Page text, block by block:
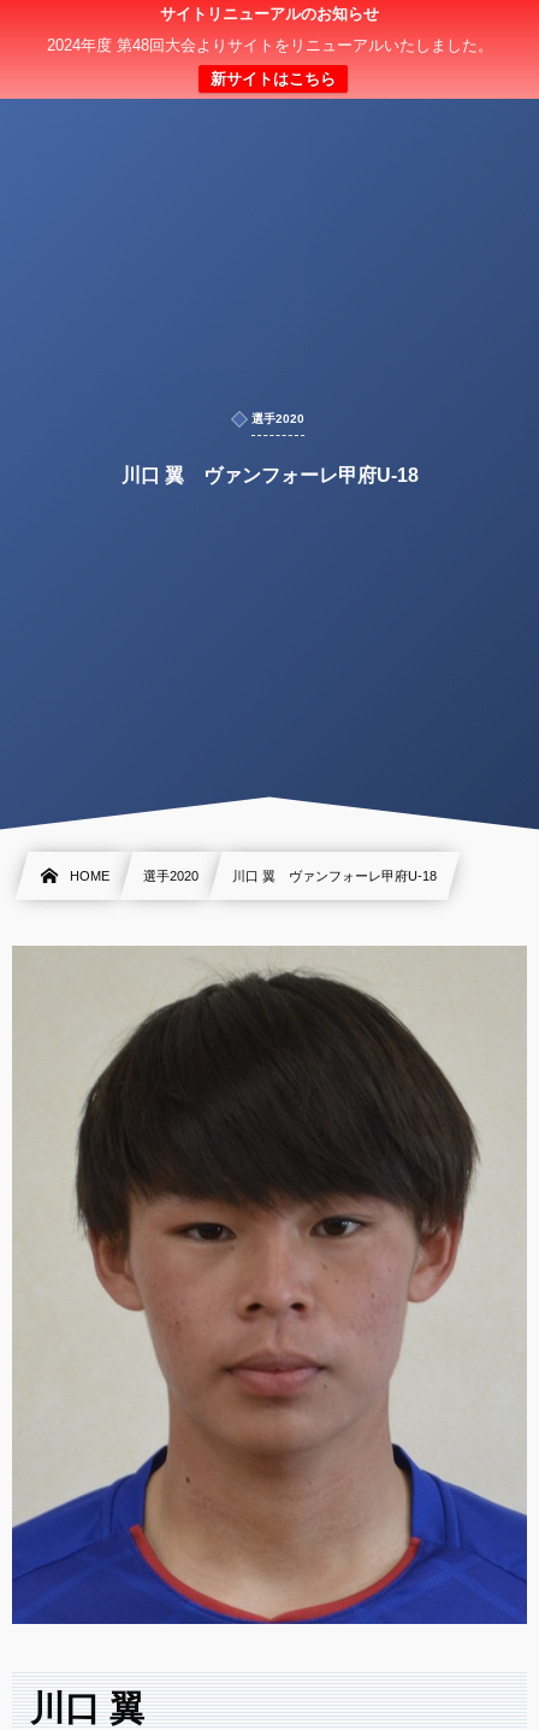
サイトリニューアルのお知らせ
2024年度 第48回大会よりサイトをリニューアルいたしました。
新サイトはこちら
選手2020
川口 翼 ヴァンフォーレ甲府U-18
HOME 選手2020 川口 翼 ヴァンフォーレ甲府U-18
川口 翼